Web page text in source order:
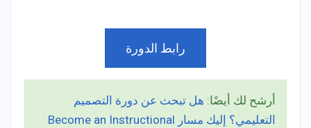
رابط الدورة
أرشح لك أيضًا: هل تبحث عن دورة التصميم
التعليمي؟ إليك مسار Become an Instructional